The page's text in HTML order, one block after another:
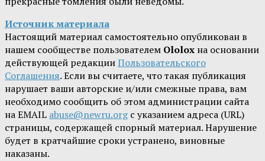
Источник материала
Настоящий материал самостоятельно опубликован в
нашем сообществе пользователем Ololox на основании
действующей редакцииПользовательского
Соглашения. Если вы считаете, что такая публикация
нарушает ваши авторские и/или смежные права, вам
необходимо сообщить об этом администрации сайта
на EMAIL abuse@newru.orgс указанием адреса (URL)
страницы, содержащей спорный материал. Нарушение
будет в кратчайшие сроки устранено, виновные
наказаны.